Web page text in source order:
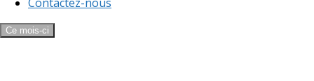
Ce mois-ci